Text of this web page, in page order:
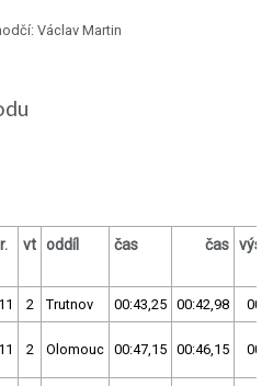
Václav Martin
vt oddíl čas čas
2 Trutnov 00:43,25 00:42,98
2 Olomouc 00:47,15 00:46,15